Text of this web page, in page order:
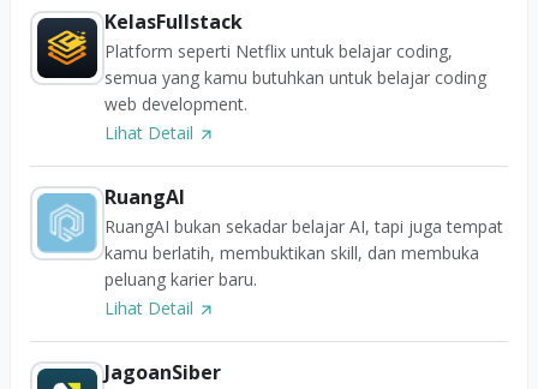
KelasFullstack
Platform seperti Netflix untuk belajar coding,
semua yang kamu butuhkan untuk belajar coding
web development.
Lihat Detail
RuangAI
RuangAI bukan sekadar belajar AI, tapi juga tempat
kamu berlatih, membuktikan skill, dan membuka
peluang karier baru.
Lihat Detail
JagoanSiber